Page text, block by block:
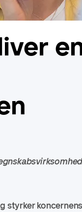
styrker